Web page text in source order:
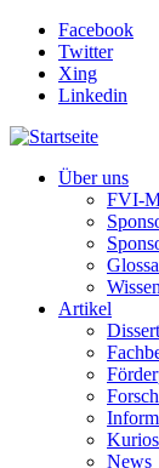
Direkt zum Inhalt
Facebook
Twitter
Xing
Linkedin
Über uns
FVI-
Artikel
News